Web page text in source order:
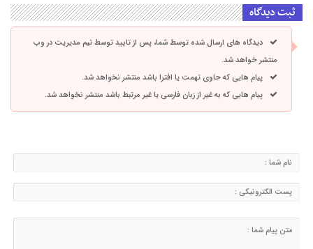
ثبت دیدگاه
دیدگاه های ارسال شده توسط شما، پس از تایید توسط تیم مدیریت در وب
منتشر خواهد شد.
پیام هایی که حاوی تهمت یا افترا باشد منتشر نخواهد شد.
پیام هایی که به غیر از زبان فارسی یا غیر مرتبط باشد منتشر نخواهد شد.